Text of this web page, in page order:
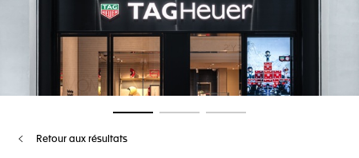
Retour aux résultats